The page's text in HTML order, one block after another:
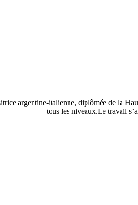
argentine-italienne, diplômée de la
tous les niveaux.Le travail